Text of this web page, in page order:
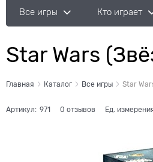
Все игры Кто играет
Star Wars
Главная Каталог Все игры Star
Артикул: 971 0 отзывов Ед.